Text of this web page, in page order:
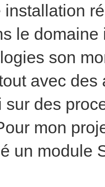
installation
le
son
avec
sur des
mon
un module